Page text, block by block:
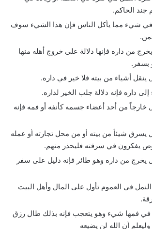
جند الحاكم.
في شيء مما يأكل الناس فإن هذا الشيء سوف
من داره فإنها دلالة على خروج أهله منها
بسفر.
ينقل أشياء من بيته فلا خير في داره.
داره فإنه دلالة جلب الخير لداره.
خارجاً من أحد أعضاء جسمه كأنفه أو فمه فإنه
يسرق شيئاً من بيته أو من محل تجارته أو عمله
يفكرون في سرقته فليحذر منهم.
يخرج من داره وهو طائر فإنه دليل على سفر
النمل في العموم تأول على المال وأهل البيت
في فمها شيء وهو يتعجب فإنه بذلك طال رزق
وليعلم أن الله لن يضيعه